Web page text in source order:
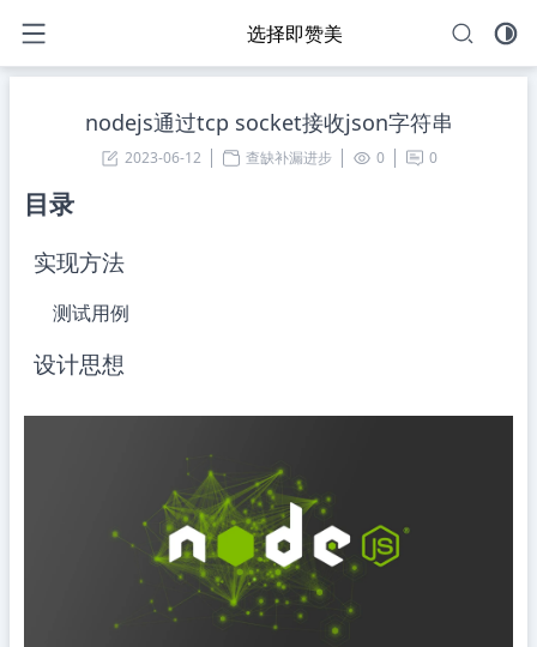
选择即赞美
nodejs通过tcp socket接收json字符串
2023-06-12 查缺补漏进步 0 0
目录
实现方法
测试用例
设计思想